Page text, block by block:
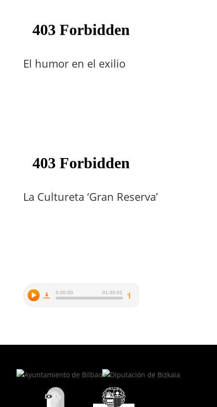
El humor en el exilio
La Cultureta ‘Gran Reserva’